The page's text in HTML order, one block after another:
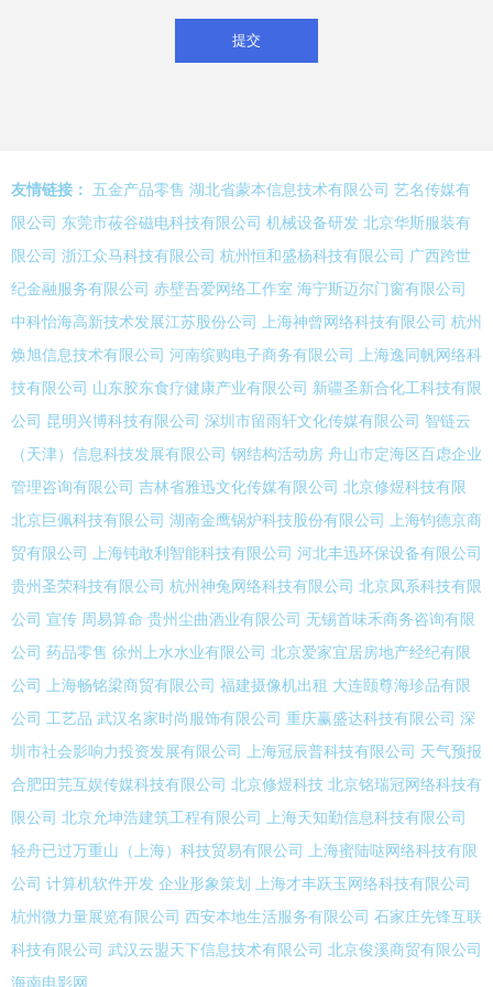
友情链接： 五金产品零售 湖北省蒙本信息技术有限公司 艺名传媒有
限公司 东莞市莜谷磁电科技有限公司 机械设备研发 北京华斯服装有
限公司 浙江众马科技有限公司 杭州恒和盛杨科技有限公司 广西跨世
纪金融服务有限公司 赤壁吾爱网络工作室 海宁斯迈尔门窗有限公司
中科怡海高新技术发展江苏股份公司
上海神曾网络科技有限公司 杭州
焕旭信息技术有限公司 河南缤购电子商务有限公司
上海逸同帆网络科
技有限公司 山东胶东食疗健康产业有限公司 新疆圣新合化工科技有限
公司 昆明兴博科技有限公司 深圳市留雨轩文化传媒有限公司 智链云
（天津）信息科技发展有限公司 钢结构活动房 舟山市定海区百虑企业
管理咨询有限公司 吉林省雅迅文化传媒有限公司 北京修煜科技有限
北京巨佩科技有限公司 湖南金鹰锅炉科技股份有限公司
上海钧德京商
贸有限公司
上海钝敢利智能科技有限公司 河北丰迅环保设备有限公司
贵州圣荣科技有限公司 杭州神兔网络科技有限公司 北京凤系科技有限
公司 宣传 周易算命 贵州尘曲酒业有限公司 无锡首味禾商务咨询有限
公司 药品零售 徐州上水水业有限公司 北京爱家宜居房地产经纪有限
公司
上海畅铭梁商贸有限公司 福建摄像机出租 大连颐尊海珍品有限
公司 工艺品 武汉名家时尚服饰有限公司 重庆赢盛达科技有限公司 深
圳市社会影响力投资发展有限公司
上海冠辰普科技有限公司 天气预报
合肥田芫互娱传媒科技有限公司 北京修煜科技 北京铭瑞冠网络科技有
限公司 北京允坤浩建筑工程有限公司
上海天知勤信息科技有限公司
轻舟已过万重山（上海）科技贸易有限公司
上海蜜陆哒网络科技有限
公司 计算机软件开发 企业形象策划
上海才丰跃玉网络科技有限公司
杭州微力量展览有限公司 西安本地生活服务有限公司 石家庄先锋互联
科技有限公司 武汉云盟天下信息技术有限公司 北京俊溪商贸有限公司
海南电影网